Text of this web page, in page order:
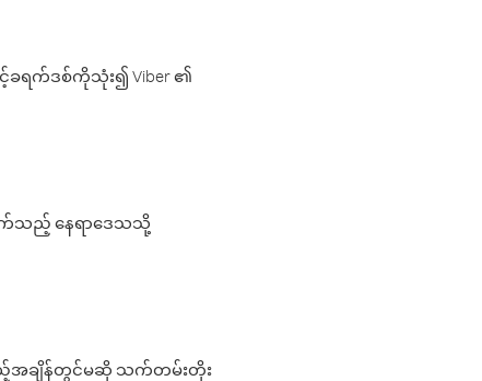
ရက်ဒစ်ကိုသုံး၍ Viber ၏
က်သည့် နေရာဒေသသို့
သည့်အချိန်တွင်မဆို သက်တမ်းတိုး